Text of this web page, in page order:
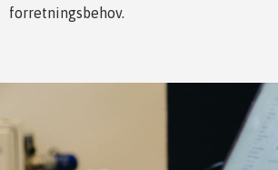
forretningsbehov.